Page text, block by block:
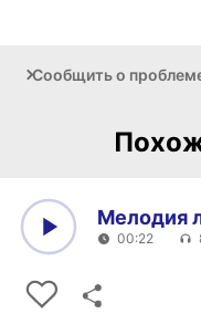
Сообщить о
Мелодия
00:22